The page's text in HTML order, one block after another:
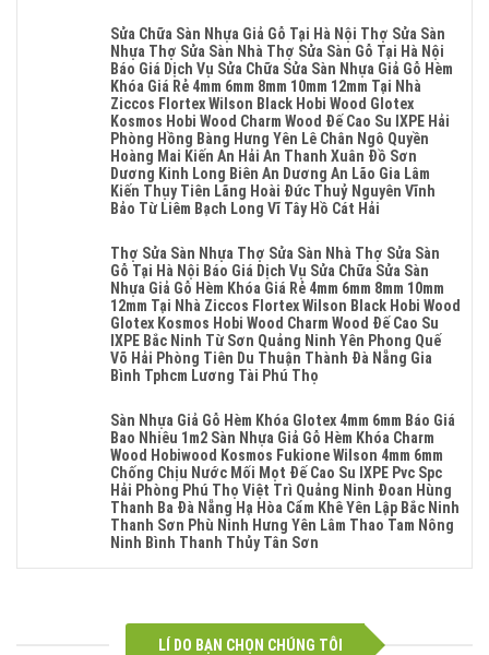
Ninh
Nghệ
An
Nội
Sửa
Sàn
Nhựa
Giả
Gỗ
Cong
Vênh
Sửa
Mặt
Bậc
Cầu
Nhựa
Sửa
Cửa
Nhựa
Composite
Hoàn
Kiếm
Cửa
Sài
Gòn
Ba
Đình
Ngọc
Hà
Tphcm
Giảng
Võ
Hai
Hà
Nội
Báo
Giá
Thợ
Sửa
Chữa
Sàn
Gỗ
Công
Nghiệp
Hà
Nội
Sửa
Sàn
Nhựa
Giả
Gỗ
Cong
Vênh
Mặt
Bậc
Cầu
Thang
Nhựa
Sửa
Cửa
Nhựa
Đình
Có
Bình
Luận
Ở
Sửa
Sàn
Gỗ
Bị
Ngấm
Nước
Tại
Sửa
Sàn
Gỗ
Công
Nghiệp
Tại
Hà
Nội
Sàn
Nhựa
Giả
Gỗ
Cong
Vênh
Sửa
Mặt
Bậc
Cầu
Sửa
Sửa Chữa Sàn Nhựa Giả Gỗ Tại Hà Nội Thợ Sửa Sàn
Nhựa Thợ Sửa Sàn Nhà Thợ Sửa Sàn Gỗ Tại Hà Nội
Báo Giá Dịch Vụ Sửa Chữa Sửa Sàn Nhựa Giả Gỗ Hèm
Khóa Giá Rẻ 4mm 6mm 8mm 10mm 12mm Tại Nhà
Ziccos Flortex Wilson Black Hobi Wood Glotex
Kosmos Hobi Wood Charm Wood Đế Cao Su IXPE Hải
Phòng Hồng Bàng Hưng Yên Lê Chân Ngô Quyền
Hoàng Mai Kiến An Hải An Thanh Xuân Đồ Sơn
Dương Kinh Long Biên An Dương An Lão Gia Lâm
Kiến Thụy Tiên Lãng Hoài Đức Thuỷ Nguyên Vĩnh
Bảo Từ Liêm Bạch Long Vĩ Tây Hồ Cát Hải
Có
Bình
Luận
Ở
Sửa
Chữa
Sàn
Nhựa
Tại
Hà
Nội
Thợ
Sửa
Sàn
Nhựa
Thợ
Thợ Sửa Sàn Nhựa Thợ Sửa Sàn Nhà Thợ Sửa Sàn
Gỗ Tại Hà Nội Báo Giá Dịch Vụ Sửa Chữa Sửa Sàn
Nhựa Giả Gỗ Hèm Khóa Giá Rẻ 4mm 6mm 8mm 10mm
12mm Tại Nhà Ziccos Flortex Wilson Black Hobi Wood
Glotex Kosmos Hobi Wood Charm Wood Đế Cao Su
IXPE Bắc Ninh Từ Sơn Quảng Ninh Yên Phong Quế
Võ Hải Phòng Tiên Du Thuận Thành Đà Nẵng Gia
Bình Tphcm Lương Tài Phú Thọ
Có
Bình
Luận
Ở
Thợ
Sửa
Sàn
Nhựa
Sửa
Thợ
Sàn Nhựa Giả Gỗ Hèm Khóa Glotex 4mm 6mm Báo Giá
Bao Nhiêu 1m2 Sàn Nhựa Giả Gỗ Hèm Khóa Charm
Wood Hobiwood Kosmos Fukione Wilson 4mm 6mm
Chống Chịu Nước Mối Mọt Đế Cao Su IXPE Pvc Spc
Hải Phòng Phú Thọ Việt Trì Quảng Ninh Đoan Hùng
Thanh Ba Đà Nẵng Hạ Hòa Cẩm Khê Yên Lập Bắc Ninh
Thanh Sơn Phù Ninh Hưng Yên Lâm Thao Tam Nông
Ninh Bình Thanh Thủy Tân Sơn
Không
LÍ DO BẠN CHỌN CHÚNG TÔI